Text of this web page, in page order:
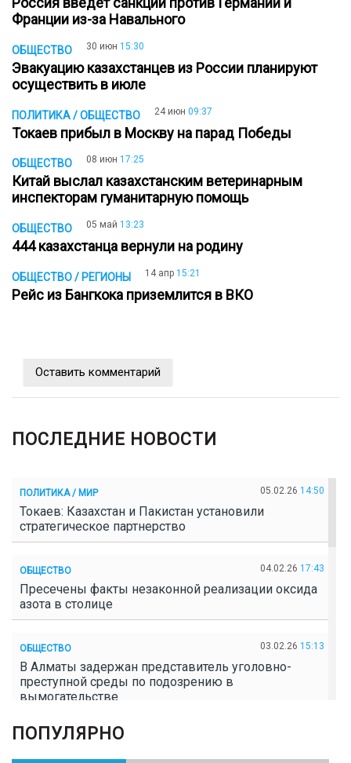
Франции из-за Навального
ОБЩЕСТВО 30 июн 15:30
Эвакуацию казахстанцев из России планируют
осуществить в июле
ПОЛИТИКА / ОБЩЕСТВО 24 июн 09:37
Токаев прибыл в Москву на парад Победы
ОБЩЕСТВО 08 июн 17:25
Китай выслал казахстанским ветеринарным
инспекторам гуманитарную помощь
ОБЩЕСТВО 05 май 13:23
444 казахстанца вернули на родину
ОБЩЕСТВО / РЕГИОНЫ 14 апр 15:21
Рейс из Бангкока приземлится в ВКО
Оставить комментарий
ПОСЛЕДНИЕ НОВОСТИ
ПОЛИТИКА / МИР 05.02.26 14:50
Токаев: Казахстан и Пакистан установили
стратегическое партнерство
ОБЩЕСТВО 04.02.26 17:43
Пресечены факты незаконной реализации оксида
азота в столице
ОБЩЕСТВО 03.02.26 15:13
В Алматы задержан представитель уголовно-
преступной среды по подозрению в
вымогательстве
ОБЩЕСТВО
Полицейские пресекли незаконное выращивание
ПОПУЛЯРНО